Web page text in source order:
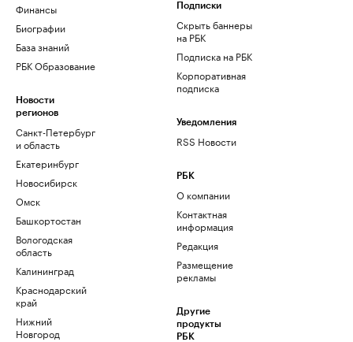
Финансы
Биографии
База знаний
РБК Образование
Новости
регионов
Санкт-Петербург
и область
Екатеринбург
Новосибирск
Омск
Башкортостан
Вологодская
область
Калининград
Краснодарский
край
Нижний
Новгород
Подписки
Скрыть баннеры
на РБК
Подписка на РБК
Корпоративная
подписка
Уведомления
RSS Новости
РБК
О компании
Контактная
информация
Редакция
Размещение
рекламы
Другие
продукты
РБК